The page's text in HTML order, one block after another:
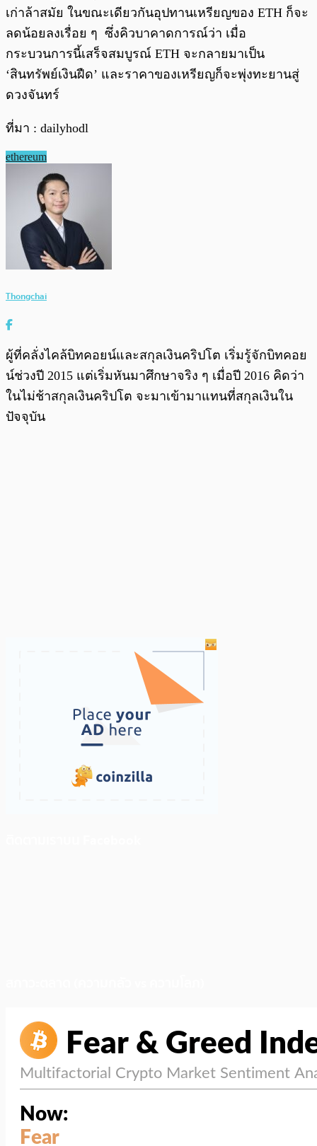
เก่าล้าสมัย ในขณะเดียวกันอุปทานเหรียญของ ETH ก็จะ
ลดน้อยลงเรื่อย ๆ ซึ่งคิวบาคาดการณ์ว่า เมื่อ
กระบวนการนี้เสร็จสมบูรณ์ ETH จะกลายมาเป็น
‘สินทรัพย์เงินฝืด’ และราคาของเหรียญก็จะพุ่งทะยานสู่
ดวงจันทร์
ที่มา : dailyhodl
ethereum
Thongchai
ผู้ที่คลั่งไคล้บิทคอยน์และสกุลเงินคริปโต เริ่มรู้จักบิทคอย
น์ช่วงปี 2015 แต่เริ่มหันมาศึกษาจริง ๆ เมื่อปี 2016 คิดว่า
ในไม่ช้าสกุลเงินคริปโต จะมาเข้ามาแทนที่สกุลเงินใน
ปัจจุบัน